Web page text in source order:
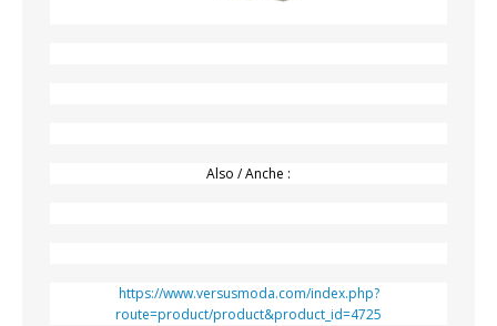
Also / Anche :
https://www.versusmoda.com/index.php?
route=product/product&product_id=4725